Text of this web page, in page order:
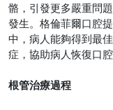
骼，引發更多嚴重問題
發生。格倫菲爾口腔
中，病人能夠得到最
症，協助病人恢復口腔
根管治療過程